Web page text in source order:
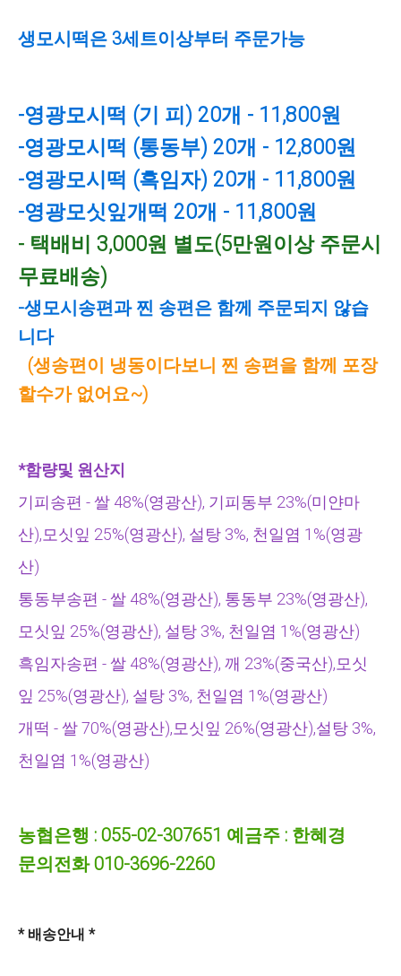
생모시떡은 3세트이상부터 주문가능
-영광모시떡 (기 피) 20개 - 11,800원
-영광모시떡 (통동부) 20개 - 12,800원
-영광모시떡 (흑임자) 20개 - 11,800원
-영광모싯잎개떡 20개 - 11,800원
- 택배비 3,000원 별도(5만원이상 주문시
무료배송)
-생모시송편과 찐 송편은 함께 주문되지 않습
니다
(생송편이 냉동이다보니 찐 송편을 함께 포장
할수가 없어요~)
*함량및 원산지
기피송편 - 쌀 48%(영광산), 기피동부 23%(미얀마
산),모싯잎 25%(영광산), 설탕 3%, 천일염 1%(영광
산)
통동부송편 -쌀 48%(영광산), 통동부 23%(영광산),
모싯잎 25%(영광산), 설탕 3%, 천일염 1%(영광산)
흑임자송편 -쌀 48%(영광산), 깨 23%(중국산),모싯
잎 25%(영광산), 설탕 3%, 천일염 1%(영광산)
개떡 - 쌀 70%(영광산),모싯잎 26%(영광산),설탕 3%,
천일염 1%(영광산)
농협은행 : 055-02-307651 예금주 : 한혜경
문의전화 010-3696-2260
* 배송안내 *